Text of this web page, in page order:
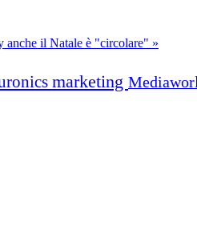
anche il Natale è "circolare" »
marketing